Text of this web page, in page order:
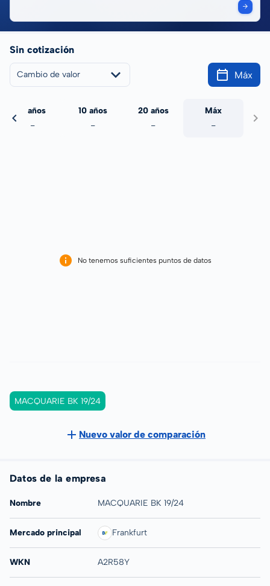
Sin cotización
Cambio de valor Máx
5 años
-
10 años
-
20 años
-
Máx
-
No tenemos suficientes puntos de datos
MACQUARIE BK 19/24
Nuevo valor de comparación
Datos de la empresa
Nombre MACQUARIE BK 19/24
Mercado principal Frankfurt
WKN A2R58Y